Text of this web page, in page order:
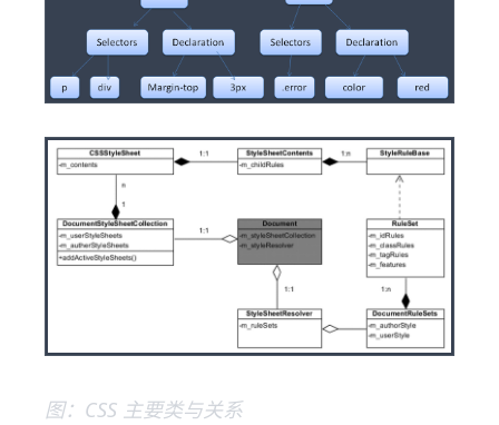
图：CSS 主要类与关系